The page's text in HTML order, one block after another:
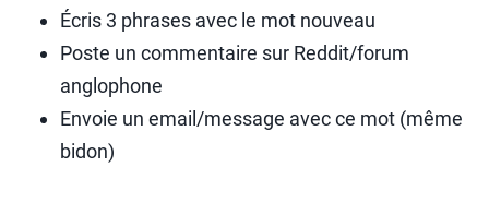
Écris 3 phrases avec le mot nouveau
Poste un commentaire sur Reddit/forum
anglophone
Envoie un email/message avec ce mot (même
bidon)